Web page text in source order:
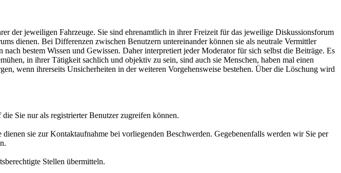
der jeweiligen Fahrzeuge. Sie sind ehrenamtlich in ihrer Freizeit für das jeweilige Diskussionsforum
dienen. Bei Differenzen zwischen Benutzern untereinander können sie als neutrale Vermittler
bestem Wissen und Gewissen. Daher interpretiert jeder Moderator für sich selbst die Beiträge. Es
in ihrer Tätigkeit sachlich und objektiv zu sein, sind auch sie Menschen, haben mal einen
wenn ihrerseits Unsicherheiten in der weiteren Vorgehensweise bestehen. Über die Löschung wird
Sie nur als registrierter Benutzer zugreifen können.
sie zur Kontaktaufnahme bei vorliegenden Beschwerden. Gegebenenfalls werden wir Sie per
Stellen übermitteln.